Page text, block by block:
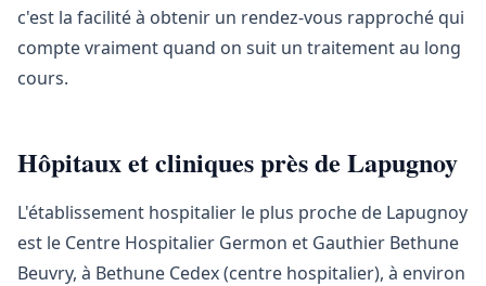
c'est la facilité à obtenir un rendez-vous rapproché qui
compte vraiment quand on suit un traitement au long
cours.
Hôpitaux et cliniques près de Lapugnoy
L'établissement hospitalier le plus proche de Lapugnoy
est le Centre Hospitalier Germon et Gauthier Bethune
Beuvry, à Bethune Cedex (centre hospitalier), à environ